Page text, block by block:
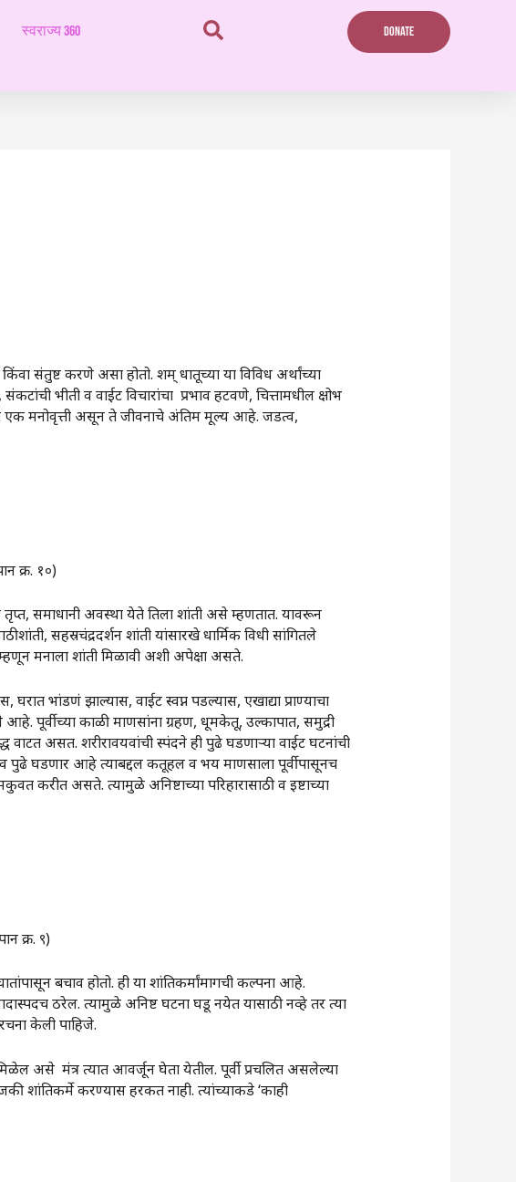
स्वराज्य 360 DONATE
संतुष्ट करणे असा होतो. शम्‌‍ धातूच्या या विविध अर्थांच्या
भीती व वाईट विचारांचा प्रभाव हटवणे, चित्तामधील क्षोभ
एक मनोवृत्ती असून ते जीवनाचे अंतिम मूल्य आहे. जडत्व,
क्र. १०)
समाधानी अवस्था येते तिला शांती असे म्हणतात. यावरून
सहस्रचंद्रदर्शन शांती यांसारखे धार्मिक विधी सांगितले
मनाला शांती मिळावी अशी अपेक्षा असते.
भांडणं झाल्यास, वाईट स्वप्न पडल्यास, एखाद्या प्राण्याचा
पूर्वीच्या काळी माणसांना ग्रहण, धूमकेतू, उल्कापात, समुद्री
असत. शरीरावयवांची स्पंदने ही पुढे घडणाऱ्या वाईट घटनांची
पुढे घडणार आहे त्याबद्दल कतूहल व भय माणसाला पूर्वीपासूनच
असते. त्यामुळे अनिष्टाच्या परिहारासाठी व इष्टाच्या
क्र. ९)
बचाव होतो. ही या शांतिकर्मांमागची कल्पना आहे.
ठरेल. त्यामुळे अनिष्ट घटना घडू नयेत यासाठी नव्हे तर त्या
केली पाहिजे.
मिळेल असे मंत्र त्यात आवर्जून घेता येतील. पूर्वी प्रचलित असलेल्या
शांतिकर्मे करण्यास हरकत नाही. त्यांच्याकडे ‌‘काही